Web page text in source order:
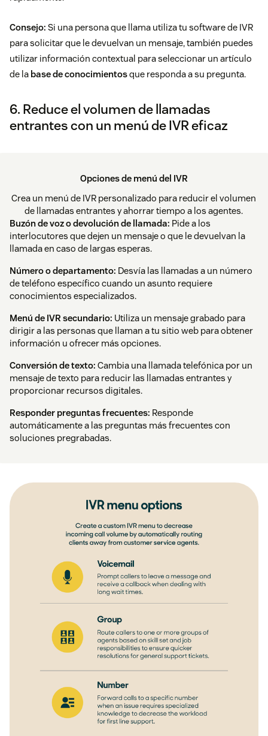
Consejo: Si una persona que llama utiliza tu software de IVR
para solicitar que le devuelvan un mensaje, también puedes
utilizar información contextual para seleccionar un artículo
de la base de conocimientosque responda a su pregunta.
6. Reduce el volumen de llamadas
entrantes con un menú de IVR eficaz
Opciones de menú del IVR
Crea un menú de IVR personalizado para reducir el volumen
de llamadas entrantes y ahorrar tiempo a los agentes.
Buzón de voz o devolución de llamada: Pide a los
interlocutores que dejen un mensaje o que le devuelvan la
llamada en caso de largas esperas.
Número o departamento: Desvía las llamadas a un número
de teléfono específico cuando un asunto requiere
conocimientos especializados.
Menú de IVR secundario: Utiliza un mensaje grabado para
dirigir a las personas que llaman a tu sitio web para obtener
información u ofrecer más opciones.
Conversión de texto: Cambia una llamada telefónica por un
mensaje de texto para reducir las llamadas entrantes y
proporcionar recursos digitales.
Responder preguntas frecuentes: Responde
automáticamente a las preguntas más frecuentes con
soluciones pregrabadas.